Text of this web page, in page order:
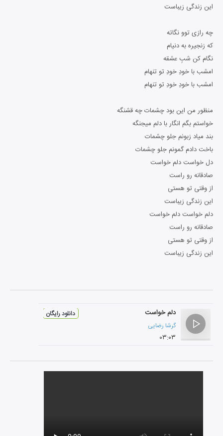
این زندگی زیباست
چه رازی توو نگاته
که زنجیره به دنیام
نگام کن شبِ عشقه
امشب با خودِ خودِ تو تنهام
امشب با خودِ خودِ تو تنهام
منظور من این بود چشمات چه قشنگه
خواستم بگم انگار با دلم میجنگه
بند میاد زبونم جلو چشمات
باخت دادم گمونم جلو چشمات
دل خواست دلم خواست
صادقانه رو راست
از وقتی تو هستی
این زندگی زیباست
دلم خواست دلم خواست
صادقانه رو راست
از وقتی تو هستی
این زندگی زیباست
دلم خواست
گرشا رضایی
۰۳:۰۳
دانلود رایگان